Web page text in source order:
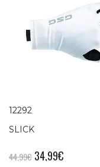
12292
SLICK
44,99€ 34,99€